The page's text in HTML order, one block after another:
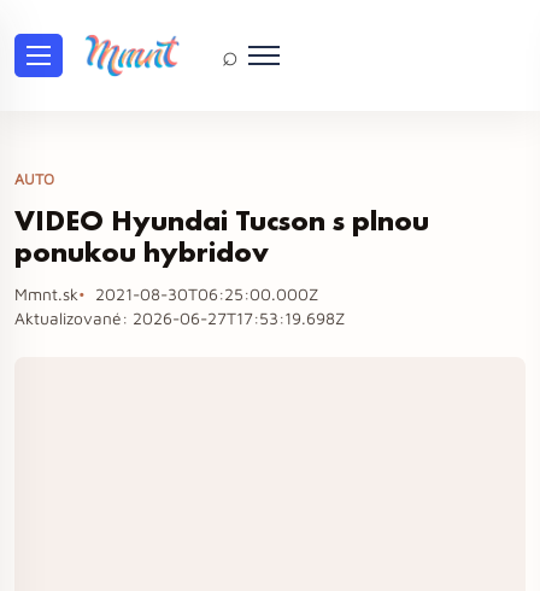
⌕
AUTO
VIDEO Hyundai Tucson s plnou
ponukou hybridov
Mmnt.sk
2021-08-30T06:25:00.000Z
Aktualizované: 2026-06-27T17:53:19.698Z